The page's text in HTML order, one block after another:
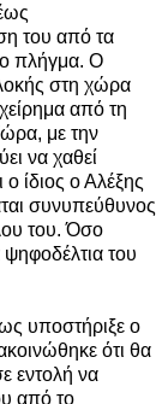
του από τα
πλήγμα. Ο
στη χώρα
από τη
με την
να χαθεί
ο ίδιος ο Αλέξης
συνυπεύθυνος
του. Όσο
ψηφοδέλτια του
υποστήριξε ο
ότι θα
εντολή να
από το